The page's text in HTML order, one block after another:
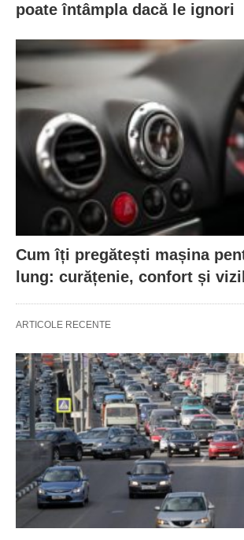
poate întâmpla dacă le ignori
Cum îți pregătești mașina
lung: curățenie, confort și
ARTICOLE RECENTE